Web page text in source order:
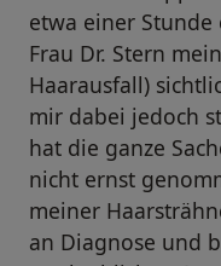
etwa einer Stunde
Frau Dr. Stern
Haarausfall)
mir dabei jedoch
hat die ganze
nicht ernst
meiner
an Diagnose und